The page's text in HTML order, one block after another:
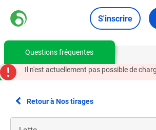
S'inscrire
Questions fréquentes
Il n'est actuellement pas possible de
Retour à Nos tirages